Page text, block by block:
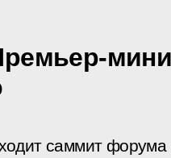
саммит